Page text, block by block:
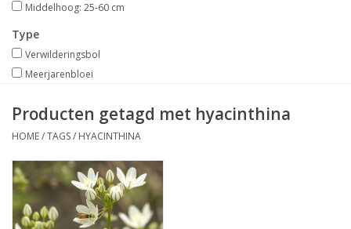
Sterke Bollen Dagen
Nieuws
Middelhoog: 25-60 cm
Type
Verwilderingsbol
Meerjarenbloei
Producten getagd met hyacinthina
HOME/TAGS/ HYACINTHINA